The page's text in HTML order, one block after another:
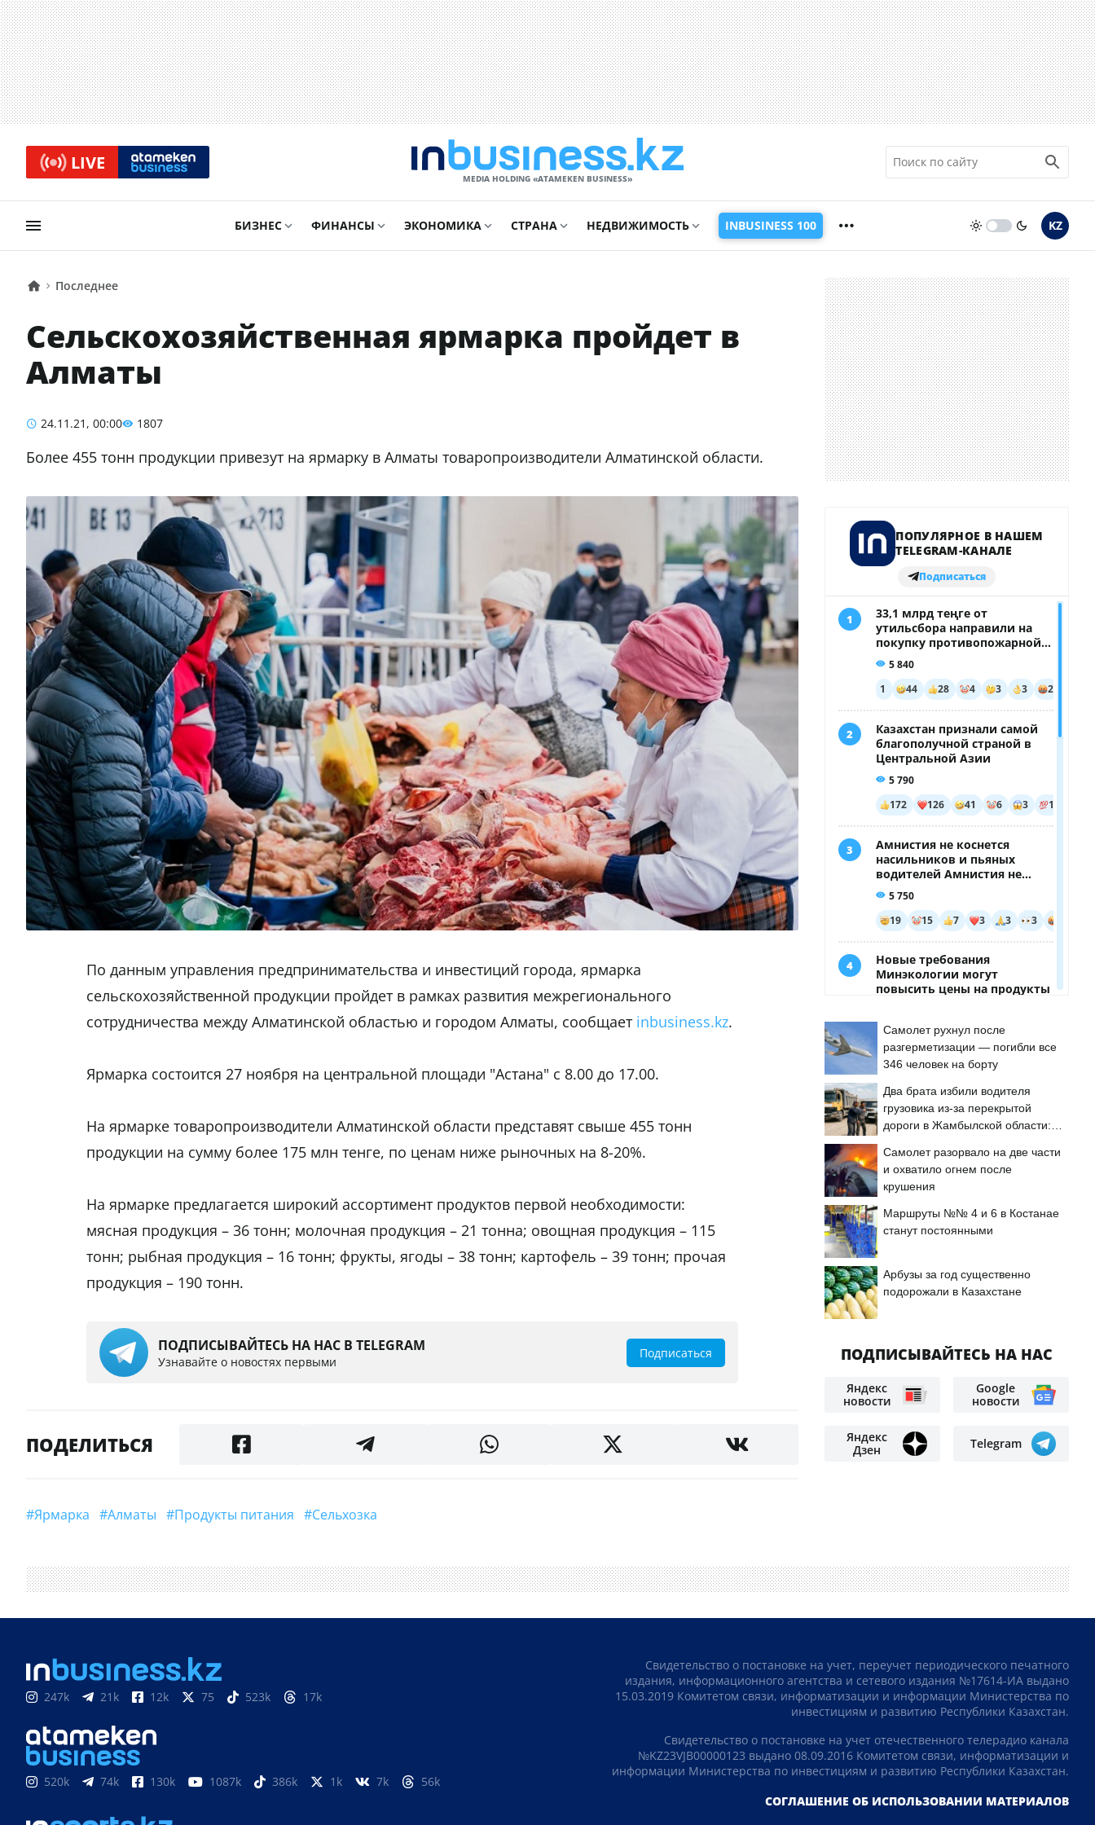
LIVE
MEDIA HOLDING «ATAMEKЕN BUSINESS»
БИЗНЕС ФИНАНСЫ ЭКОНОМИКА СТРАНА НЕДВИЖИМОСТЬ INBUSINESS 100 KZ
Последнее
Сельскохозяйственная ярмарка пройдет в
Алматы
24.11.21, 00:00 1807
Более 455 тонн продукции привезут на ярмарку в Алматы товаропроизводители Алматинской области.
По данным управления предпринимательства и инвестиций города, ярмарка
сельскохозяйственной продукции пройдет в рамках развития межрегионального
сотрудничества между Алматинской областью и городом Алматы, сообщает inbusiness.kz.
Ярмарка состоится 27 ноября на центральной площади "Астана" с 8.00 до 17.00.
На ярмарке товаропроизводители Алматинской области представят свыше 455 тонн
продукции на сумму более 175 млн тенге, по ценам ниже рыночных на 8-20%.
На ярмарке предлагается широкий ассортимент продуктов первой необходимости:
мясная продукция – 36 тонн; молочная продукция – 21 тонна; овощная продукция – 115
тонн; рыбная продукция – 16 тонн; фрукты, ягоды – 38 тонн; картофель – 39 тонн; прочая
продукция – 190 тонн.
ПОДПИСЫВАЙТЕСЬ НА НАС В TELEGRAM
Узнавайте о новостях первыми
Подписаться
ПОДЕЛИТЬСЯ
#ярмарка #Алматы #продукты питания #сельхозка
Самолет рухнул после
разгерметизации — погибли все
346 человек на борту
Два брата избили водителя
грузовика из-за перекрытой
дороги в Жамбылской области:
Самолет разорвало на две части
и охватило огнем после
крушения
Маршруты №№ 4 и 6 в Костанае
станут постоянными
Арбузы за год существенно
подорожали в Казахстане
ПОДПИСЫВАЙТЕСЬ НА НАС
Яндекс
новости
Google
новости
Яндекс
Дзен
Telegram
247k 21k 12k 75 523k 17k
520k 74k 130k 1087k 386k 1k 7k 56k
Свидетельство о постановке на учет, переучет периодического печатного
издания, информационного агентства и сетевого издания №17614-ИА выдано
15.03.2019 Комитетом связи, информатизации и информации Министерства по
инвестициям и развитию Республики Казахстан.
Свидетельство о постановке на учет отечественного телерадио канала
№KZ23VJB00000123 выдано 08.09.2016 Комитетом связи, информатизации и
информации Министерства по инвестициям и развитию Республики Казахстан.
СОГЛАШЕНИЕ ОБ ИСПОЛЬЗОВАНИИ МАТЕРИАЛОВ